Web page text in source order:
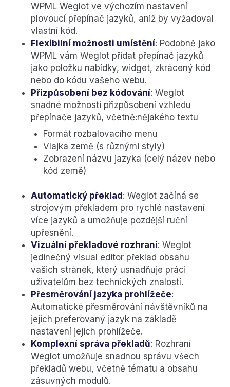
WPML Weglot ve výchozím nastavení
plovoucí přepínač jazyků, aniž by vyžadoval
vlastní kód.
Flexibilní možnosti umístění: Podobně jako
WPML vám Weglot přidat přepínač jazyků
jako položku nabídky, widget, zkrácený kód
nebo do kódu vašeho webu.
Přizpůsobení bez kódování: Weglot
snadné možnosti přizpůsobení vzhledu
přepínače jazyků, včetně:nějakého textu
Formát rozbalovacího menu
Vlajka země (s různými styly)
Zobrazení názvu jazyka (celý název nebo
kód země)
Automatický překlad : Weglot začíná se
strojovým překladem pro rychlé nastavení
více jazyků a umožňuje pozdější ruční
upřesnění.
Vizuální překladové rozhraní: Weglot
jedinečný visual editor překlad obsahu
vašich stránek, který usnadňuje práci
uživatelům bez technických znalostí.
Přesměrování jazyka prohlížeče:
Automatické přesměrování návštěvníků na
jejich preferovaný jazyk na základě
nastavení jejich prohlížeče.
Komplexní správa překladů: Rozhraní
Weglot umožňuje snadnou správu všech
překladů webu, včetně tématu a obsahu
zásuvných modulů.